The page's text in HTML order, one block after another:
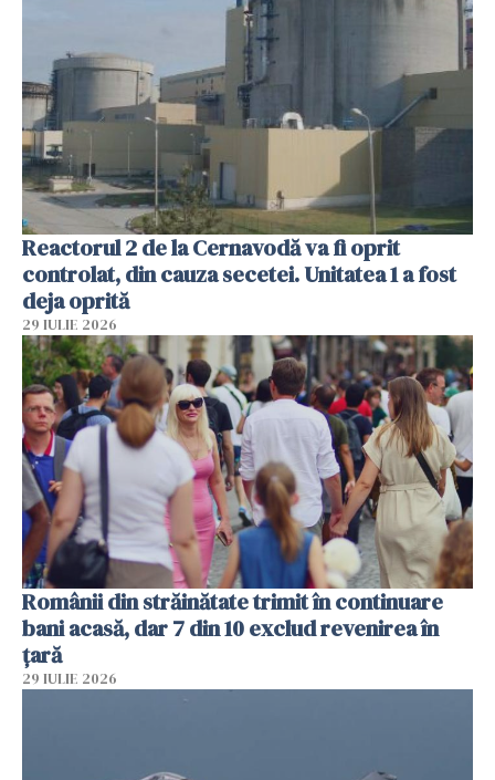
Reactorul 2 de la Cernavodă va fi oprit
controlat, din cauza secetei. Unitatea 1 a fost
deja oprită
29 IULIE 2026
Românii din străinătate trimit în continuare
bani acasă, dar 7 din 10 exclud revenirea în
țară
29 IULIE 2026